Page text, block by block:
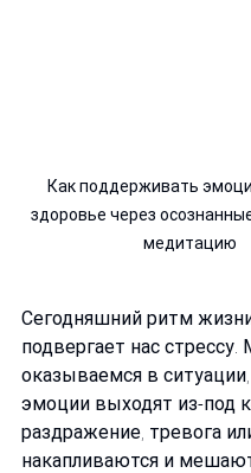
Как поддерживать
здоровье через
медитацию
Сегодняшний ритм
подвергает нас
оказываемся в
эмоции выходят из-под
раздражение, тревога
накапливаются и